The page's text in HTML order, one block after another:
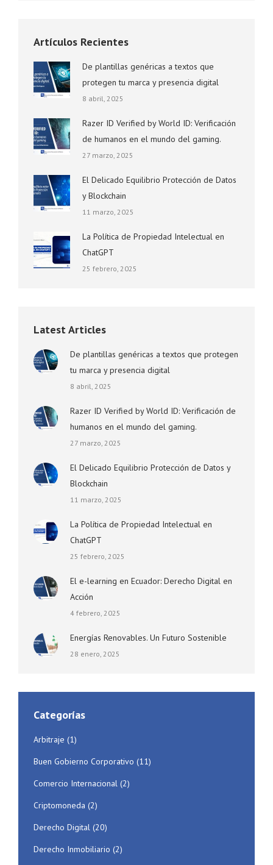
Artículos Recientes
De plantillas genéricas a textos que
protegen tu marca y presencia digital
8 abril, 2025
Razer ID Verified by World ID: Verificación
de humanos en el mundo del gaming.
27 marzo, 2025
El Delicado Equilibrio Protección de Datos
y Blockchain
11 marzo, 2025
La Política de Propiedad Intelectual en
ChatGPT
25 febrero, 2025
Latest Articles
De plantillas genéricas a textos que protegen
tu marca y presencia digital
8 abril, 2025
Razer ID Verified by World ID: Verificación de
humanos en el mundo del gaming.
27 marzo, 2025
El Delicado Equilibrio Protección de Datos y
Blockchain
11 marzo, 2025
La Política de Propiedad Intelectual en
ChatGPT
25 febrero, 2025
El e-learning en Ecuador: Derecho Digital en
Acción
4 febrero, 2025
Energías Renovables. Un Futuro Sostenible
28 enero, 2025
Categorías
Arbitraje (1)
Buen Gobierno Corporativo (11)
Comercio Internacional (2)
Criptomoneda (2)
Derecho Digital (20)
Derecho Inmobiliario (2)